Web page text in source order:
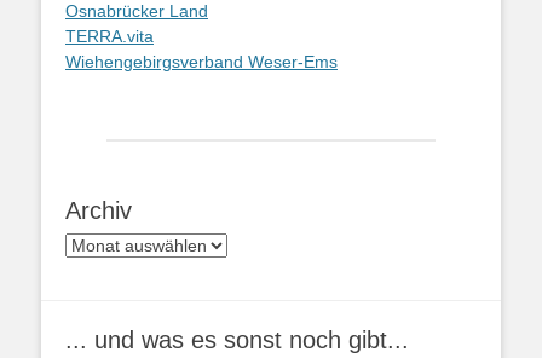
Osnabrücker Land
TERRA.vita
Wiehengebirgsverband Weser-Ems
Archiv
Archiv
... und was es sonst noch gibt...